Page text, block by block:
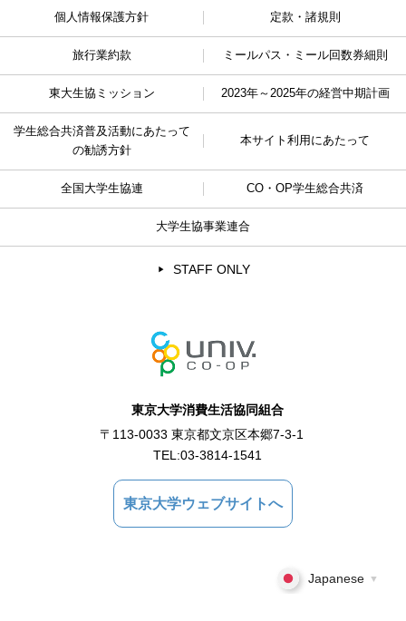
個人情報保護方針 定款・諸規則
旅行業約款 ミールパス・ミール回数券細則
東大生協ミッション 2023年～2025年の経営中期計画
学生総合共済普及活動にあたって
の勧誘方針
本サイト利用にあたって
全国大学生協連 CO・OP学生総合共済
大学生協事業連合
STAFF ONLY
東京大学消費生活協同組合
〒113-0033 東京都文京区本郷7-3-1
TEL:03-3814-1541
東京大学ウェブサイトへ
Japanese ▼